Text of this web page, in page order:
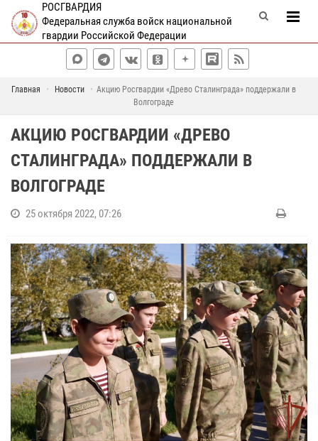
РОСГВАРДИЯ
Федеральная служба войск национальной
гвардии Российской Федерации
Главная Новости
Акцию Росгвардии «Древо Сталинграда» поддержали в
Волгограде
АКЦИЮ РОСГВАРДИИ «ДРЕВО
СТАЛИНГРАДА» ПОДДЕРЖАЛИ В
ВОЛГОГРАДЕ
25 октября 2022, 07:26